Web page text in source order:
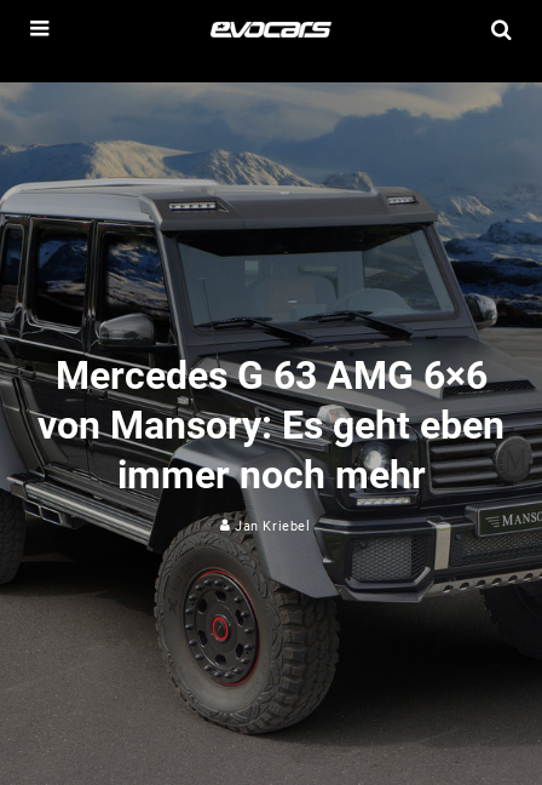
Mercedes G 63 AMG 6×6
von Mansory: Es geht eben
immer noch mehr
Jan Kriebel